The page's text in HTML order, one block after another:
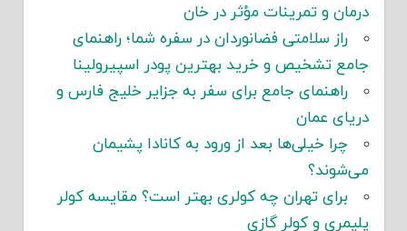
درمان و تمرینات مؤثر در خان
راز سلامتی فضانوردان در سفره شما؛ راهنمای
جامع تشخیص و خرید بهترین پودر اسپیرولینا
راهنمای جامع برای سفر به جزایر خلیج فارس و
دریای عمان
چرا خیلی‌ها بعد از ورود به کانادا پشیمان
می‌شوند؟
برای تهران چه کولری بهتر است؟ مقایسه کولر
پلیمری و کولر گازی